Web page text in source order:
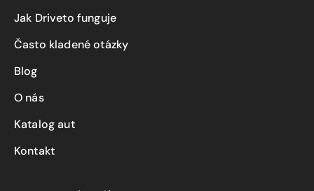
Jak Driveto funguje
Často kladené otázky
Blog
O nás
Katalog aut
Kontakt